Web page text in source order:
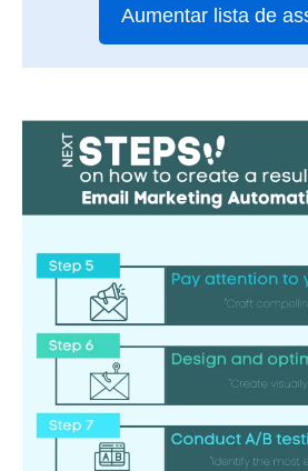
Aumentar lista de